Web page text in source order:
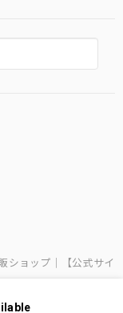
ショップ｜【公式サイ